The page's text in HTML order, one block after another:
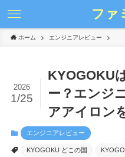
ファ
ホーム エンジニアレビュー
KYOGOKU
ー？エンジ
アアイロン
2026
1/25
エンジニアレビュー
KYOGOKU どこの国